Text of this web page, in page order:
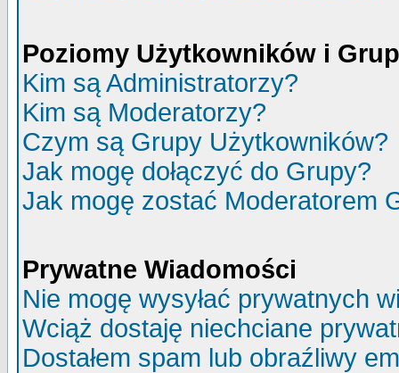
Poziomy Użytkowników i
Kim są Administratorzy?
Kim są Moderatorzy?
Czym są Grupy Użytkowników?
Jak mogę dołączyć do Grupy?
Jak mogę zostać Moderatorem
Prywatne Wiadomości
Nie mogę wysyłać prywatnych
Wciąż dostaję niechciane
Dostałem spam lub obraźliwy